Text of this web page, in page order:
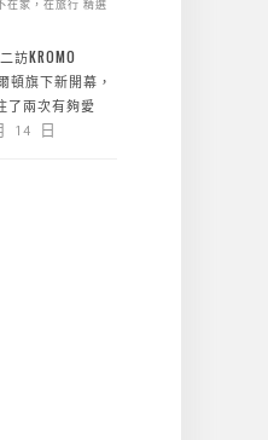
在家，在旅行 精選
訪KROMO
頓旗下新開幕，
了兩次有夠愛
14 日